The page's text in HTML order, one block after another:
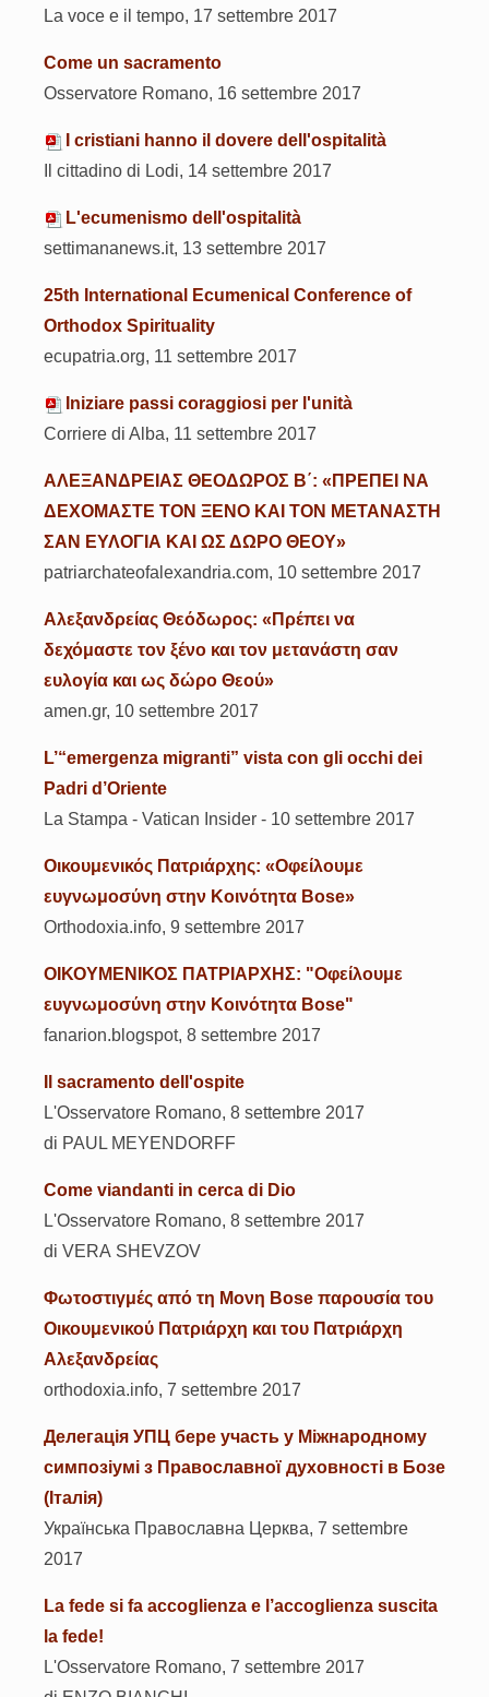
La voce e il tempo, 17 settembre 2017
Come un sacramento
Osservatore Romano, 16 settembre 2017
I cristiani hanno il dovere dell'ospitalità
Il cittadino di Lodi, 14 settembre 2017
L'ecumenismo dell'ospitalità
settimananews.it, 13 settembre 2017
25th International Ecumenical Conference of
Orthodox Spirituality
ecupatria.org, 11 settembre 2017
Iniziare passi coraggiosi per l'unità
Corriere di Alba, 11 settembre 2017
ΑΛΕΞΑΝΔΡΕΙΑΣ ΘΕΟΔΩΡΟΣ Β΄: «ΠΡΕΠΕΙ ΝΑ
ΔΕΧΟΜΑΣΤΕ ΤΟΝ ΞΕΝΟ ΚΑΙ ΤΟΝ ΜΕΤΑΝΑΣΤΗ
ΣΑΝ ΕΥΛΟΓΙΑ ΚΑΙ ΩΣ ΔΩΡΟ ΘΕΟΥ»
patriarchateofalexandria.com, 10 settembre 2017
Αλεξανδρείας Θεόδωρος: «Πρέπει να
δεχόμαστε τον ξένο και τον μετανάστη σαν
ευλογία και ως δώρο Θεού»
amen.gr, 10 settembre 2017
L’“emergenza migranti” vista con gli occhi dei
Padri d’Oriente
La Stampa - Vatican Insider - 10 settembre 2017
Οικουμενικός Πατριάρχης: «Οφείλουμε
ευγνωμοσύνη στην Κοινότητα Bose»
Orthodoxia.info, 9 settembre 2017
ΟΙΚΟΥΜΕΝΙΚΟΣ ΠΑΤΡΙΑΡΧΗΣ: "Οφείλουμε
ευγνωμοσύνη στην Κοινότητα Bose"
fanarion.blogspot, 8 settembre 2017
Il sacramento dell'ospite
L'Osservatore Romano, 8 settembre 2017
di PAUL MEYENDORFF
Come viandanti in cerca di Dio
L'Osservatore Romano, 8 settembre 2017
di VERA SHEVZOV
Φωτοστιγμές από τη Μονη Bose παρουσία του
Οικουμενικού Πατριάρχη και του Πατριάρχη
Αλεξανδρείας
orthodoxia.info, 7 settembre 2017
Делегація УПЦ бере участь у Міжнародному
симпозіумі з Православної духовності в Бозе
(Італія)
Українська Православна Церква, 7 settembre
2017
La fede si fa accoglienza e l’accoglienza suscita
la fede!
L'Osservatore Romano, 7 settembre 2017